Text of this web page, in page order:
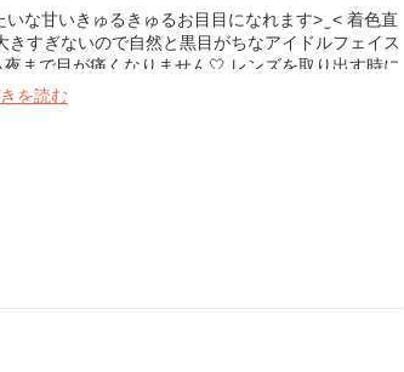
な甘いきゅるきゅるお目目になれます> ̫ < 着色直
すぎないので自然と黒目がちなアイドルフェイス
まで目が痛くなりません‪‎🤍 レンズを取り出す時に
す✧ 理想の黒コンなので何度もリピートしてます
を読む